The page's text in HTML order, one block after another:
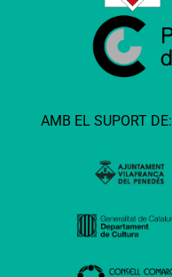
AMB EL SUPORT DE: